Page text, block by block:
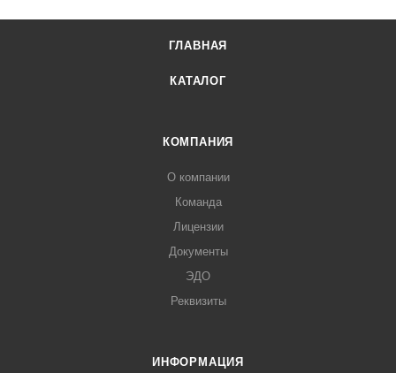
ГЛАВНАЯ
КАТАЛОГ
КОМПАНИЯ
О компании
Команда
Лицензии
Документы
ЭДО
Реквизиты
ИНФОРМАЦИЯ